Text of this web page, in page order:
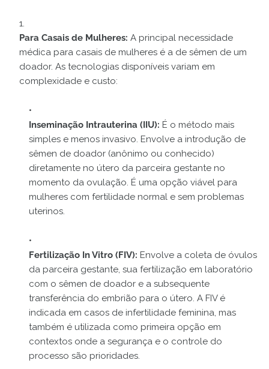
Para Casais de Mulheres: A principal necessidade
médica para casais de mulheres é a de sêmen de um
doador. As tecnologias disponíveis variam em
complexidade e custo:
Inseminação Intrauterina (IIU): É o método mais
simples e menos invasivo. Envolve a introdução de
sêmen de doador (anônimo ou conhecido)
diretamente no útero da parceira gestante no
momento da ovulação. É uma opção viável para
mulheres com fertilidade normal e sem problemas
uterinos.
Fertilização In Vitro (FIV): Envolve a coleta de óvulos
da parceira gestante, sua fertilização em laboratório
com o sêmen de doador e a subsequente
transferência do embrião para o útero. A FIV é
indicada em casos de infertilidade feminina, mas
também é utilizada como primeira opção em
contextos onde a segurança e o controle do
processo são prioridades.